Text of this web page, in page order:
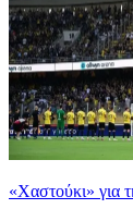
«Χαστούκι» για